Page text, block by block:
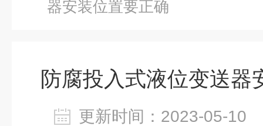
器安装位置要正确
防腐投入式液位变送器
更新时间：2023-05-